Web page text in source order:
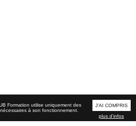
Formation utilise uniquement des
à son fonctionnement.
J'AI COMPRIS
plus d'infos